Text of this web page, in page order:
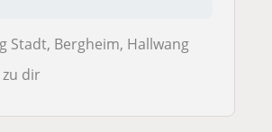
Stadt, Bergheim, Hallwang
dir